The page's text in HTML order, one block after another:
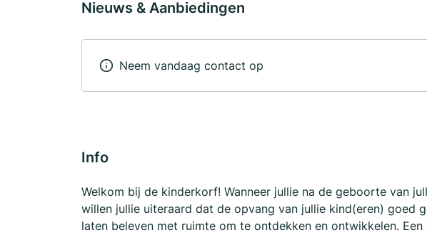
Nieuws & Aanbiedingen
Neem vandaag contact op
Info
Welkom bij de kinderkorf! Wanneer jullie na de geboorte van
willen jullie uiteraard dat de opvang van jullie kind(eren) goed
laten beleven met ruimte om te ontdekken en ontwikkelen.